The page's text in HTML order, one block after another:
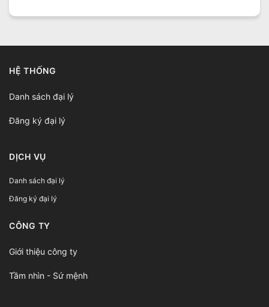
HỆ THỐNG
Danh sách đại lý
Đăng ký đại lý
DỊCH VỤ
Danh sách đại lý
Đăng ký đại lý
CÔNG TY
Giới thiệu công ty
Tầm nhìn - Sứ mệnh